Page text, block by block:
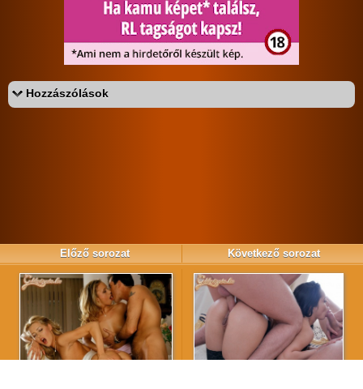
Hozzászólások
Az eddigi hozzászólások:
Előző sorozat Következő sorozat